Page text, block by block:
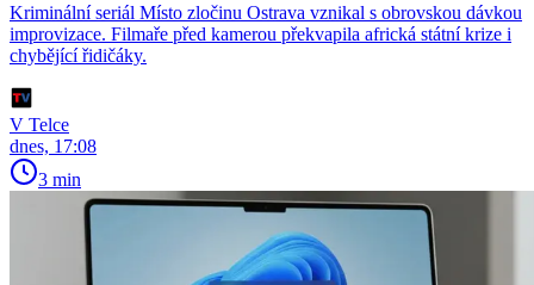
Kriminální seriál Místo zločinu Ostrava vznikal s obrovskou dávkou
improvizace. Filmaře před kamerou překvapila africká státní krize i
chybějící řidičáky.
V Telce
dnes, 17:08
3 min